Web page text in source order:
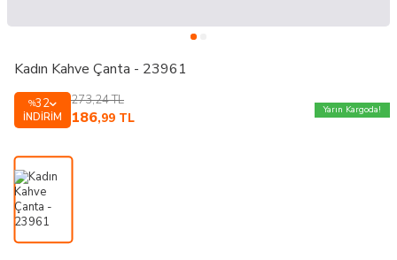
Kadın Kahve Çanta - 23961
%32
İNDIRIM
273,24TL
186,99 TL
Yarın Kargoda!